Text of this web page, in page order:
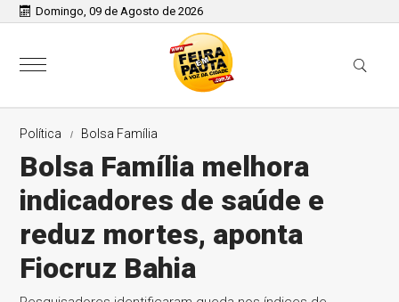
Domingo, 09 de Agosto de 2026
Política Bolsa Família
Bolsa Família melhora
indicadores de saúde e
reduz mortes, aponta
Fiocruz Bahia